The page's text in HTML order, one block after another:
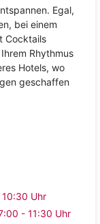
Egal,
bei einem
Cocktails
Rhythmus
Hotels, wo
geschaffen
Uhr
- 11:30 Uhr